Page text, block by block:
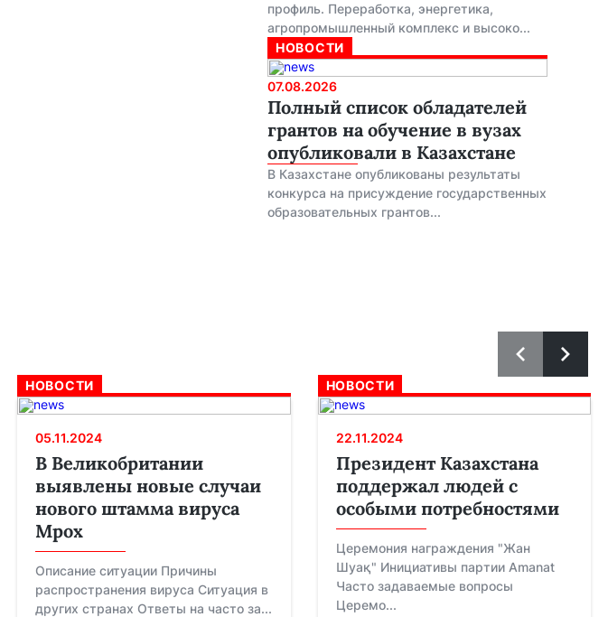
профиль. Переработка, энергетика,
агропромышленный комплекс и высоко...
НОВОСТИ
07.08.2026
Полный список обладателей
грантов на обучение в вузах
опубликовали в Казахстане
В Казахстане опубликованы результаты
конкурса на присуждение государственных
образовательных грантов...
НОВОСТИ
05.11.2024
В Великобритании
выявлены новые случаи
нового штамма вируса
Mpox
Описание ситуации Причины
распространения вируса Ситуация в
других странах Ответы на часто за...
НОВОСТИ
22.11.2024
Президент Казахстана
поддержал людей с
особыми потребностями
Церемония награждения "Жан
Шуақ" Инициативы партии Amanat
Часто задаваемые вопросы
Церемо...